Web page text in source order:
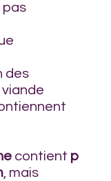
pas
des
contient p
, mais